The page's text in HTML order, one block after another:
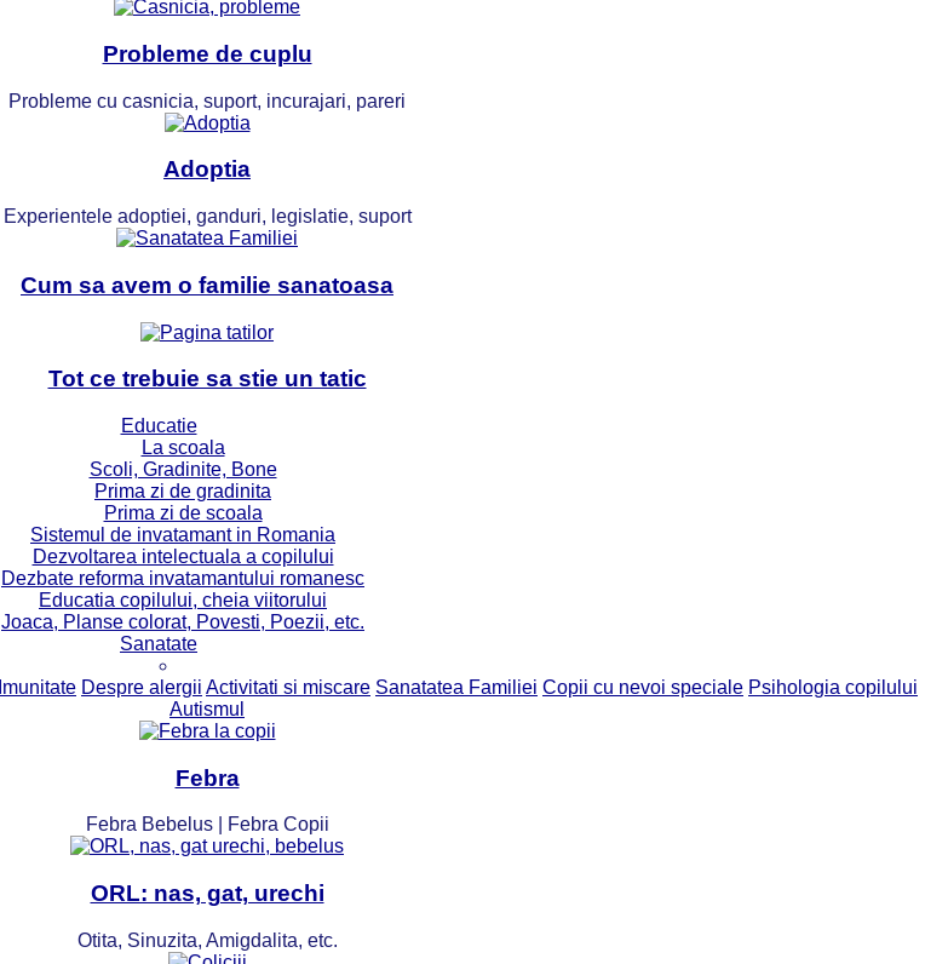
Probleme de cuplu
Probleme cu casnicia, suport, incurajari, pareri
Adoptia
Experientele adoptiei, ganduri, legislatie, suport
Cum sa avem o familie sanatoasa
Tot ce trebuie sa stie un tatic
Educatie
La scoala
Scoli, Gradinite, Bone
Prima zi de gradinita
Prima zi de scoala
Sistemul de invatamant in Romania
Dezvoltarea intelectuala a copilului
Dezbate reforma invatamantului romanesc
Educatia copilului, cheia viitorului
Joaca, Planse colorat, Povesti, Poezii, etc.
Sanatate
Imunitate Despre alergii Activitati si miscare Sanatatea Familiei Copii cu nevoi speciale Psihologia copilului
Autismul
Febra
Febra Bebelus | Febra Copii
ORL: nas, gat, urechi
Otita, Sinuzita, Amigdalita, etc.